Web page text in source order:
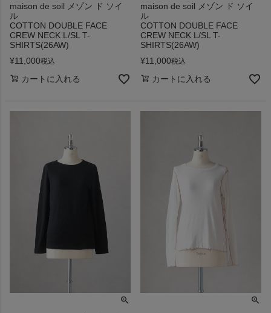
maison de soil メゾン ド ソイ
ル
COTTON DOUBLE FACE
CREW NECK L/SL T-
SHIRTS(26AW)
¥11,000税込
カートに入れる
maison de soil メゾン ド ソイ
ル
COTTON DOUBLE FACE
CREW NECK L/SL T-
SHIRTS(26AW)
¥11,000税込
カートに入れる